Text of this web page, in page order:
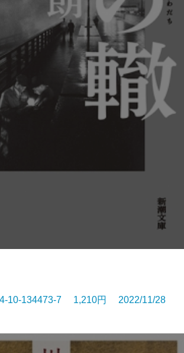
10-134473-7 1,210円 2022/11/28